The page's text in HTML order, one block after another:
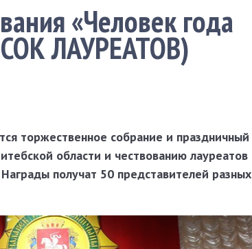
«Человек года
ЛАУРЕАТОВ)
торжественное собрание и праздничный
области и чествованию лауреатов
получат 50 представителей разных